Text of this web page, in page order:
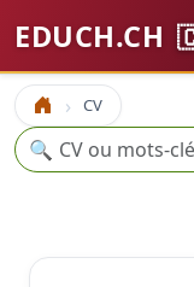
EDUCH.CH
Accueil CV
Recherche
🔍